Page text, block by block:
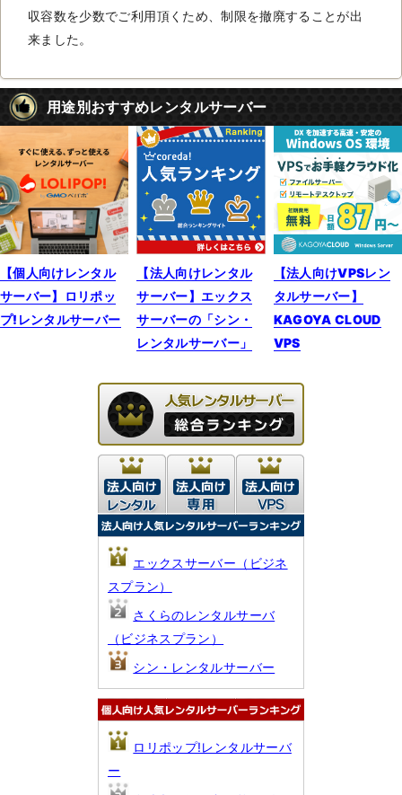
収容数を少数でご利用頂くため、制限を撤廃することが出
来ました。
用途別おすすめレンタルサーバー
【個人向けレンタル
サーバー】ロリポッ
プ!レンタルサーバー
【法人向けレンタル
サーバー】エックス
サーバーの「シン・
レンタルサーバー」
【法人向けVPSレン
タルサーバー】
KAGOYA CLOUD
VPS
エックスサーバー（ビジネ
スプラン）
さくらのレンタルサーバ
（ビジネスプラン）
シン・レンタルサーバー
ロリポップ!レンタルサーバ
ー